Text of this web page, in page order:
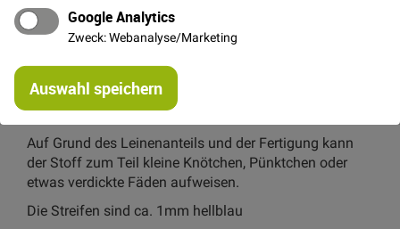
Google Analytics
Zweck: Webanalyse/Marketing
Auswahl speichern
Schöner, robuster Leinen-Baumwollstoff natur farbener
Grund mit schmalen hellblauen Streifen.
Auf Grund des Leinenanteils und der Fertigung kann
der Stoff zum Teil kleine Knötchen, Pünktchen oder
etwas verdickte Fäden aufweisen.
Die Streifen sind ca. 1mm hellblau